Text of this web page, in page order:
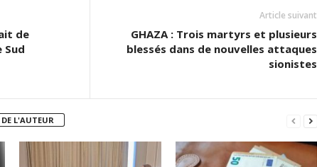
de
Sud
Article suivant
GHAZA : Trois martyrs et plusieurs
blessés dans de nouvelles attaques
sionistes
DE L'AUTEUR